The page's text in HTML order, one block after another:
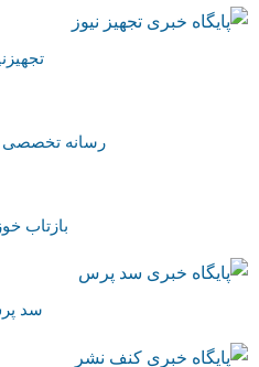
رسانه تخصصی
بازتاب
سد